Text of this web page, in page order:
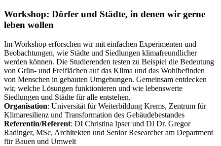
Workshop: Dörfer und Städte, in denen wir gerne
leben wollen
Im Workshop erforschen wir mit einfachen Experimenten und
Beobachtungen, wie Städte und Siedlungen klimafreundlicher
werden können. Die Studierenden testen zu Beispiel die Bedeutung
von Grün- und Freiflächen auf das Klima und das Wohlbefinden
von Menschen in gebauten Umgebungen. Gemeinsam entdecken
wir, welche Lösungen funktionieren und wie lebenswerte
Siedlungen und Städte für alle entstehen.
Organisation: Universität für Weiterbildung Krems, Zentrum für
Klimaresilienz und Transformation des Gebäudebestandes
Referentin/Referent: DI Christina Ipser und DI Dr. Gregor
Radinger, MSc, Architekten und Senior Researcher am Department
für Bauen und Umwelt